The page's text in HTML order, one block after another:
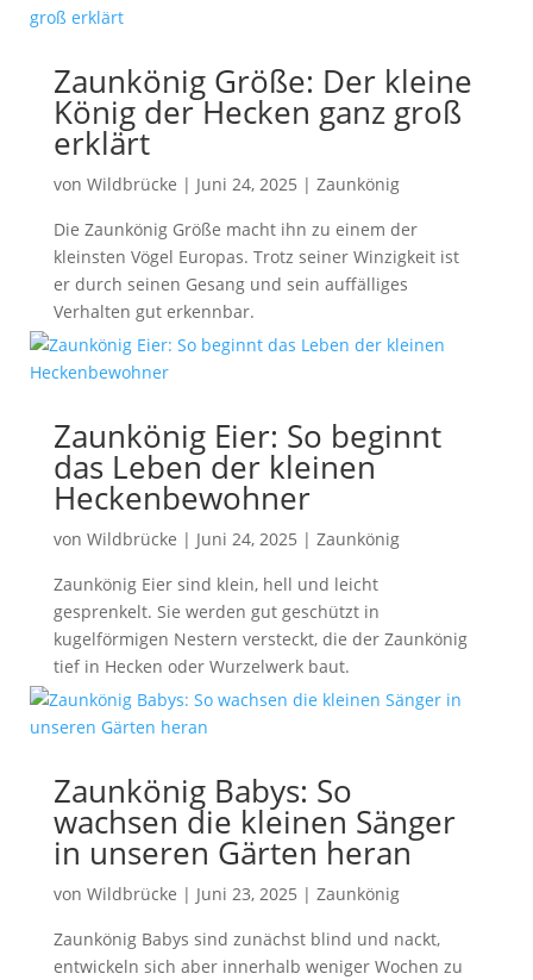
Zaunkönig Größe: Der kleine
König der Hecken ganz groß
erklärt
von Wildbrücke | Juni 24, 2025 | Zaunkönig
Die Zaunkönig Größe macht ihn zu einem der
kleinsten Vögel Europas. Trotz seiner Winzigkeit ist
er durch seinen Gesang und sein auffälliges
Verhalten gut erkennbar.
Zaunkönig Eier: So beginnt
das Leben der kleinen
Heckenbewohner
von Wildbrücke | Juni 24, 2025 | Zaunkönig
Zaunkönig Eier sind klein, hell und leicht
gesprenkelt. Sie werden gut geschützt in
kugelförmigen Nestern versteckt, die der Zaunkönig
tief in Hecken oder Wurzelwerk baut.
Zaunkönig Babys: So
wachsen die kleinen Sänger
in unseren Gärten heran
von Wildbrücke | Juni 23, 2025 | Zaunkönig
Zaunkönig Babys sind zunächst blind und nackt,
entwickeln sich aber innerhalb weniger Wochen zu